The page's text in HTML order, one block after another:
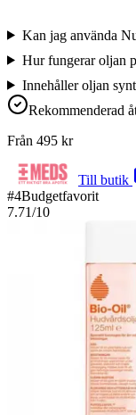
Kan jag använda
Hur fungerar oljan
Innehåller oljan
Rekommenderad
Från 495 kr
Till butik
#4Budgetfavorit
7.71/10